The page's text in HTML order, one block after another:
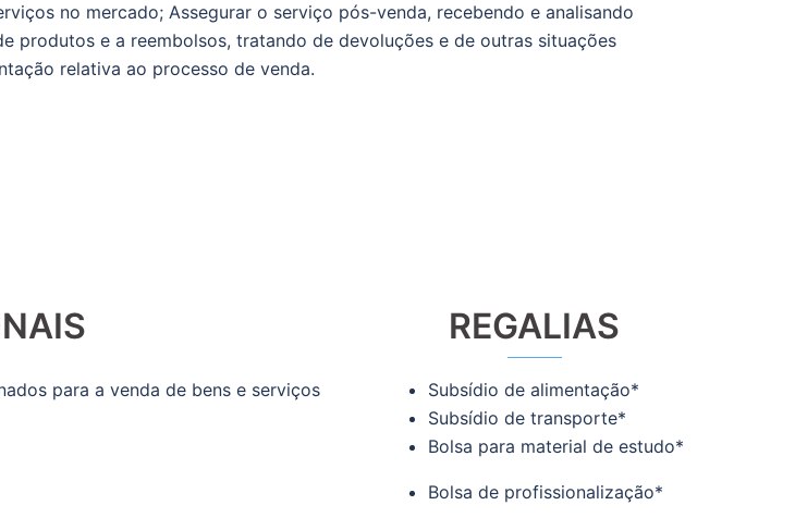
no mercado; Assegurar o serviço pós-venda, recebendo e analisando
produtos e a reembolsos, tratando de devoluções e de outras situações
relativa ao processo de venda.
para a venda de bens e serviços
REGALIAS
Subsídio de alimentação*
Subsídio de transporte*
Bolsa para material de estudo*
Bolsa de profissionalização*